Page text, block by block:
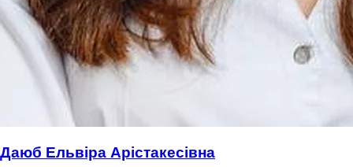
Даюб Ельвіра Арістакесівна